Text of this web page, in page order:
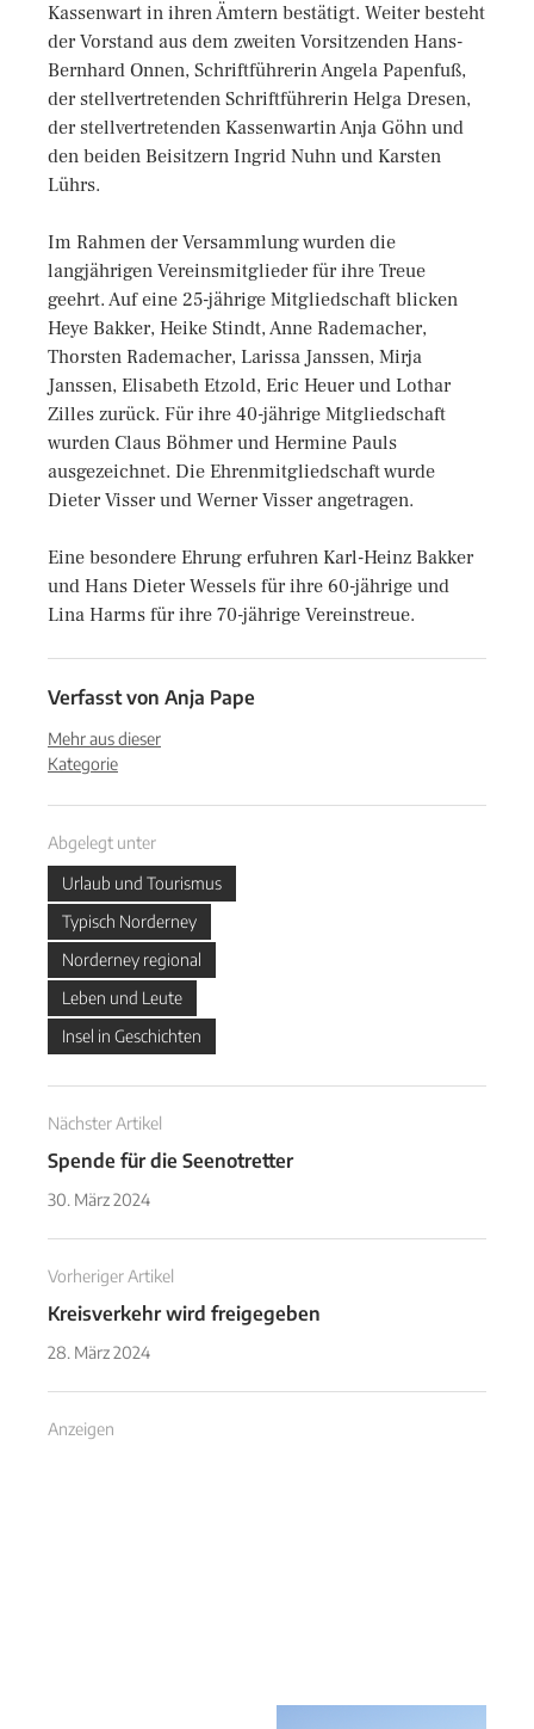
Kassenwart in ihren Ämtern bestätigt. Weiter besteht
der Vorstand aus dem zweiten Vorsitzenden Hans-
Bernhard Onnen, Schriftführerin Angela Papenfuß,
der stellvertretenden Schriftführerin Helga Dresen,
der stellvertretenden Kassenwartin Anja Göhn und
den beiden Beisitzern Ingrid Nuhn und Karsten
Lührs.
Im Rahmen der Versammlung wurden die
langjährigen Vereinsmitglieder für ihre Treue
geehrt. Auf eine 25-jährige Mitgliedschaft blicken
Heye Bakker, Heike Stindt, Anne Rademacher,
Thorsten Rademacher, Larissa Janssen, Mirja
Janssen, Elisabeth Etzold, Eric Heuer und Lothar
Zilles zurück. Für ihre 40-jährige Mitgliedschaft
wurden Claus Böhmer und Hermine Pauls
ausgezeichnet. Die Ehrenmitgliedschaft wurde
Dieter Visser und Werner Visser angetragen.
Eine besondere Ehrung erfuhren Karl-Heinz Bakker
und Hans Dieter Wessels für ihre 60-jährige und
Lina Harms für ihre 70-jährige Vereinstreue.
Verfasst von Anja Pape
Mehr aus dieser
Kategorie
Abgelegt unter
Urlaub und Tourismus
Typisch Norderney
Norderney regional
Leben und Leute
Insel in Geschichten
Nächster Artikel
Spende für die Seenotretter
30. März 2024
Vorheriger Artikel
Kreisverkehr wird freigegeben
28. März 2024
Anzeigen